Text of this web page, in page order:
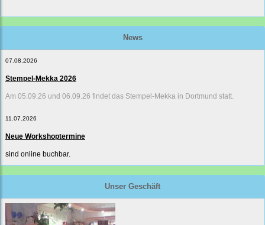
News
07.08.2026
Stempel-Mekka 2026
Am 05.09.26 und 06.09.26 findet das Stempel-Mekka in Dortmund statt.
11.07.2026
Neue Workshoptermine
sind online buchbar.
Unser Geschäft